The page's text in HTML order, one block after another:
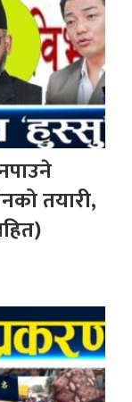
तयारी,